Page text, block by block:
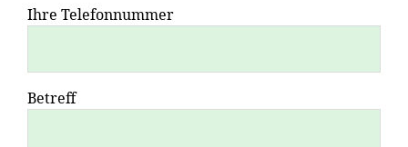
Ihre Telefonnummer
Betreff